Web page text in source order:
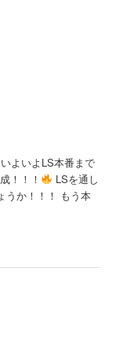
いよいよLS本番まで
！！！
LSを通し
うか！！！ もう本